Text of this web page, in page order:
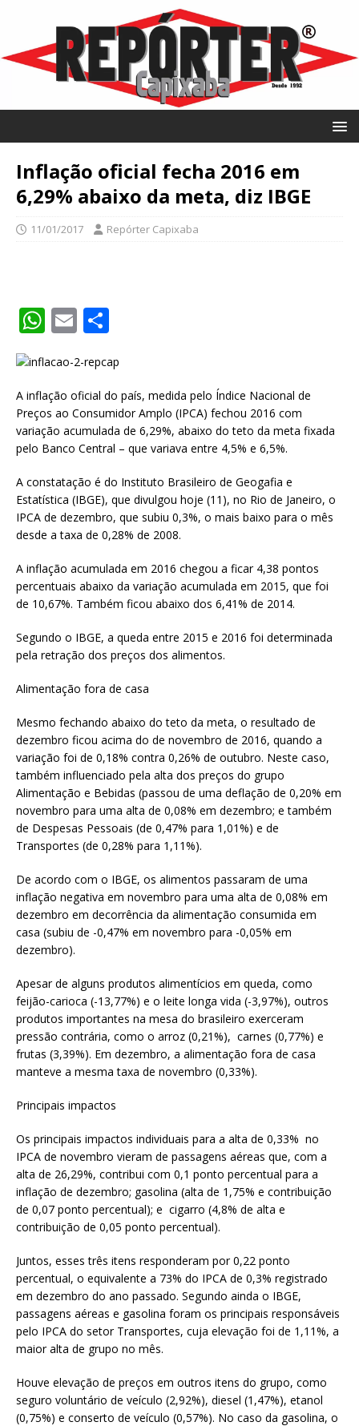
Inflação oficial fecha 2016 em
6,29% abaixo da meta, diz IBGE
11/01/2017 Repórter Capixaba
W
at
s
A
p
p
E
ai
l
ar
e
A inflação oficial do país, medida pelo Índice Nacional de
Preços ao Consumidor Amplo (IPCA) fechou 2016 com
variação acumulada de 6,29%, abaixo do teto da meta fixada
pelo Banco Central – que variava entre 4,5% e 6,5%.
A constatação é do Instituto Brasileiro de Geogafia e
Estatística (IBGE), que divulgou hoje (11), no Rio de Janeiro, o
IPCA de dezembro, que subiu 0,3%, o mais baixo para o mês
desde a taxa de 0,28% de 2008.
A inflação acumulada em 2016 chegou a ficar 4,38 pontos
percentuais abaixo da variação acumulada em 2015, que foi
de 10,67%. Também ficou abaixo dos 6,41% de 2014.
Segundo o IBGE, a queda entre 2015 e 2016 foi determinada
pela retração dos preços dos alimentos.
Alimentação fora de casa
Mesmo fechando abaixo do teto da meta, o resultado de
dezembro ficou acima do de novembro de 2016, quando a
variação foi de 0,18% contra 0,26% de outubro. Neste caso,
também influenciado pela alta dos preços do grupo
Alimentação e Bebidas (passou de uma deflação de 0,20% em
novembro para uma alta de 0,08% em dezembro; e também
de Despesas Pessoais (de 0,47% para 1,01%) e de
Transportes (de 0,28% para 1,11%).
De acordo com o IBGE, os alimentos passaram de uma
inflação negativa em novembro para uma alta de 0,08% em
dezembro em decorrência da alimentação consumida em
casa (subiu de -0,47% em novembro para -0,05% em
dezembro).
Apesar de alguns produtos alimentícios em queda, como
feijão-carioca (-13,77%) e o leite longa vida (-3,97%), outros
produtos importantes na mesa do brasileiro exerceram
pressão contrária, como o arroz (0,21%), carnes (0,77%) e
frutas (3,39%). Em dezembro, a alimentação fora de casa
manteve a mesma taxa de novembro (0,33%).
Principais impactos
Os principais impactos individuais para a alta de 0,33% no
IPCA de novembro vieram de passagens aéreas que, com a
alta de 26,29%, contribui com 0,1 ponto percentual para a
inflação de dezembro; gasolina (alta de 1,75% e contribuição
de 0,07 ponto percentual); e cigarro (4,8% de alta e
contribuição de 0,05 ponto percentual).
Juntos, esses três itens responderam por 0,22 ponto
percentual, o equivalente a 73% do IPCA de 0,3% registrado
em dezembro do ano passado. Segundo ainda o IBGE,
passagens aéreas e gasolina foram os principais responsáveis
pelo IPCA do setor Transportes, cuja elevação foi de 1,11%, a
maior alta de grupo no mês.
Houve elevação de preços em outros itens do grupo, como
seguro voluntário de veículo (2,92%), diesel (1,47%), etanol
(0,75%) e conserto de veículo (0,57%). No caso da gasolina, o